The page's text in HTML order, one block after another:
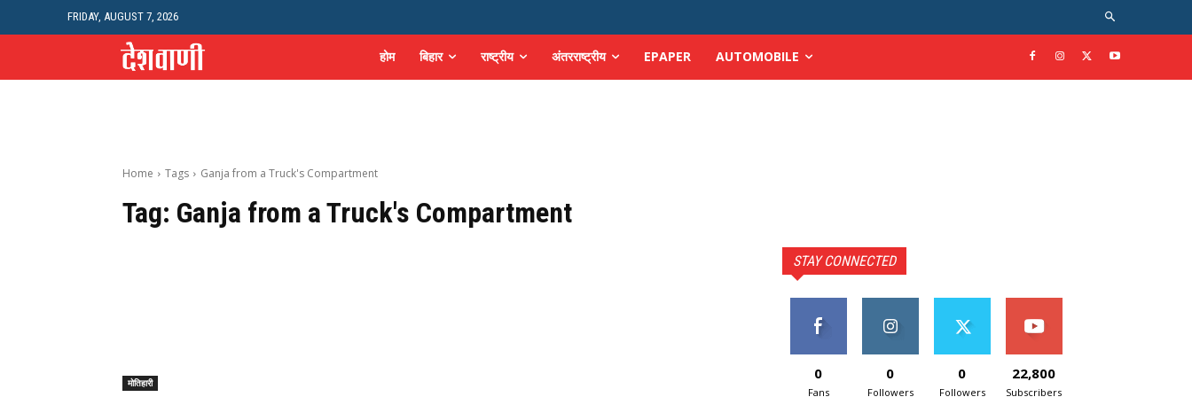
FRIDAY, AUGUST 7, 2026
होम बिहार राष्ट्रीय अंतरराष्ट्रीय EPAPER AUTOMOBILE
Home Tags Ganja from a Truck's Compartment
Tag: Ganja from a Truck's Compartment
मोतिहारी
STAY CONNECTED
0
Fans
0
Followers
0
Followers
22,800
Subscribers